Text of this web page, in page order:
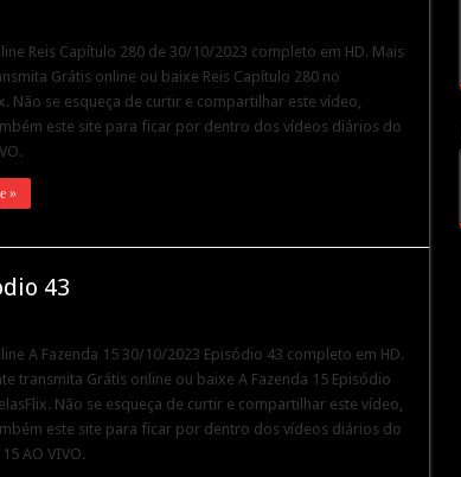
Reis Capítulo 280 de 30/10/2023 completo em HD. Mais
Grátis online ou baixe Reis Capítulo 280 no
Não se esqueça de curtir e compartilhar este vídeo,
este site para ficar por dentro dos vídeos diários do
»
43
A Fazenda 15 30/10/2023 Episódio 43 completo em HD.
transmita Grátis online ou baixe A Fazenda 15 Episódio
Não se esqueça de curtir e compartilhar este vídeo,
este site para ficar por dentro dos vídeos diários do
AO VIVO.